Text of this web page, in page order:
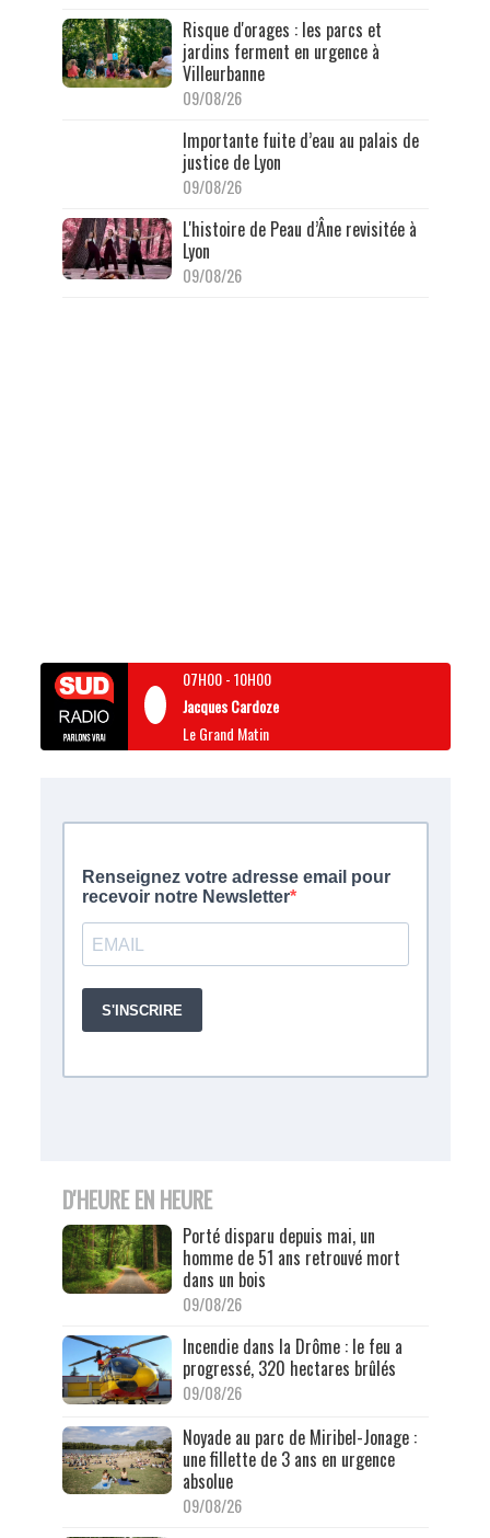
Risque d'orages : les parcs et
jardins ferment en urgence à
Villeurbanne
09/08/26
Importante fuite d’eau au palais de
justice de Lyon
09/08/26
L'histoire de Peau d’Âne revisitée à
Lyon
09/08/26
07H00-10H00
Jacques Cardoze
Le Grand Matin
D'HEURE EN HEURE
Porté disparu depuis mai, un
homme de 51 ans retrouvé mort
dans un bois
09/08/26
Incendie dans la Drôme : le feu a
progressé, 320 hectares brûlés
09/08/26
Noyade au parc de Miribel-Jonage :
une fillette de 3 ans en urgence
absolue
09/08/26